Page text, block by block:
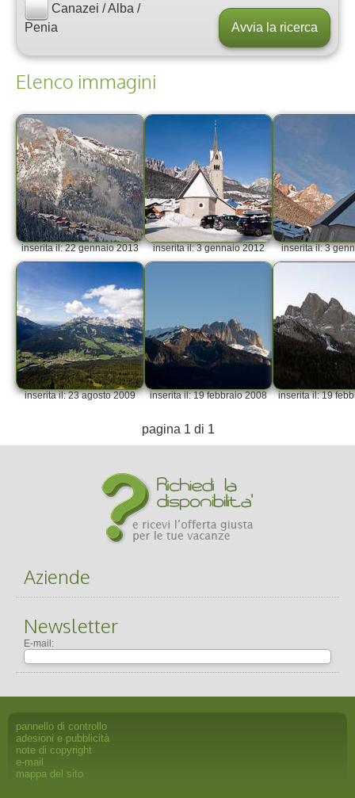
Canazei / Alba /
Penia
Elenco immagini
inserita il: 22 gennaio 2013 inserita il: 3 gennaio 2012 inserita il: 3
inserita il: 23 agosto 2009 inserita il: 19 febbraio 2008 inserita il: 19
pagina 1 di 1
Aziende
Newsletter
E-mail:
pannello di controllo
adesioni e pubblicità
note di copyright
e-mail
mappa del sito